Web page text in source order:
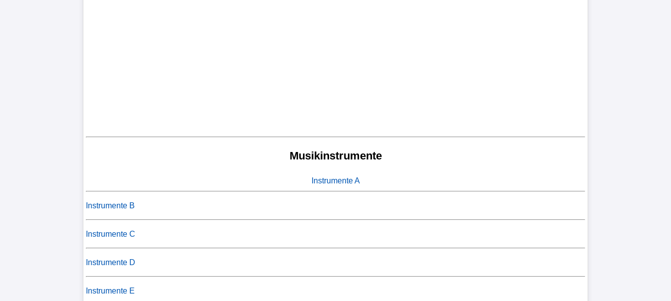
Musikinstrumente
Instrumente A
Instrumente B
Instrumente C
Instrumente D
Instrumente E